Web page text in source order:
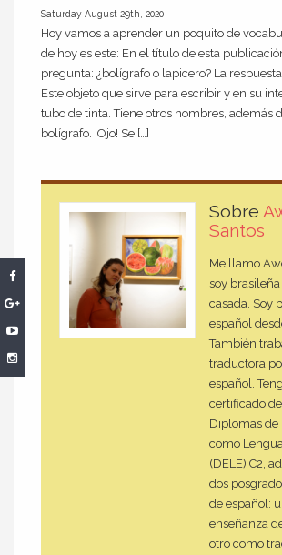
Saturday August 29th, 2020
Hoy vamos a aprender un poquito de
de hoy es este: En el título de esta
pregunta: ¿bolígrafo o lapicero? La
Este objeto que sirve para escribir y en su
tubo de tinta. Tiene otros nombres, además
bolígrafo. ¡Ojo! Se […]
Sobre
Santos
Me llamo
soy
casada. Soy
español
También
traductora
español.
certificado
Diplomas de
como
(DELE) C2,
dos
de español:
enseñanza
otro como